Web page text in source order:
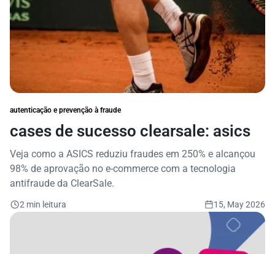
autenticação e prevenção à fraude
cases de sucesso clearsale: asics
Veja como a ASICS reduziu fraudes em 250% e alcançou
98% de aprovação no e-commerce com a tecnologia
antifraude da ClearSale.
2 min leitura 15, May 2026